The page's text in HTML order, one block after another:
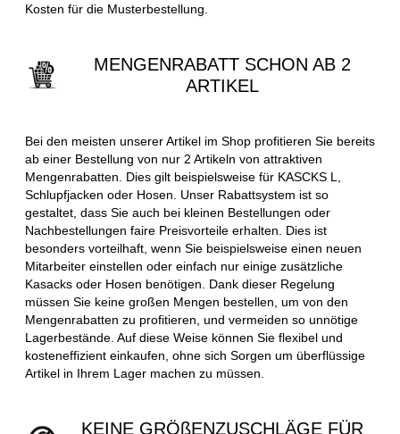
Kosten für die Musterbestellung.
MENGENRABATT SCHON AB 2
ARTIKEL
Bei den meisten unserer Artikel im Shop profitieren Sie bereits
ab einer Bestellung von nur 2 Artikeln von attraktiven
Mengenrabatten. Dies gilt beispielsweise für KASCKS L,
Schlupfjacken oder Hosen. Unser Rabattsystem ist so
gestaltet, dass Sie auch bei kleinen Bestellungen oder
Nachbestellungen faire Preisvorteile erhalten. Dies ist
besonders vorteilhaft, wenn Sie beispielsweise einen neuen
Mitarbeiter einstellen oder einfach nur einige zusätzliche
Kasacks oder Hosen benötigen. Dank dieser Regelung
müssen Sie keine großen Mengen bestellen, um von den
Mengenrabatten zu profitieren, und vermeiden so unnötige
Lagerbestände. Auf diese Weise können Sie flexibel und
kosteneffizient einkaufen, ohne sich Sorgen um überflüssige
Artikel in Ihrem Lager machen zu müssen.
KEINE GRÖßENZUSCHLÄGE FÜR